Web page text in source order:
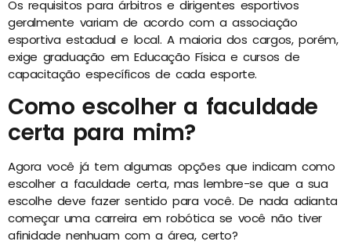
Os requisitos para árbitros e dirigentes esportivos
geralmente variam de acordo com a associação
esportiva estadual e local. A maioria dos cargos, porém,
exige graduação em Educação Física e cursos de
capacitação específicos de cada esporte.
Como escolher a faculdade
certa para mim?
Agora você já tem algumas opções que indicam como
escolher a faculdade certa, mas lembre-se que a sua
escolhe deve fazer sentido para você. De nada adianta
começar uma carreira em robótica se você não tiver
afinidade nenhuam com a área, certo?